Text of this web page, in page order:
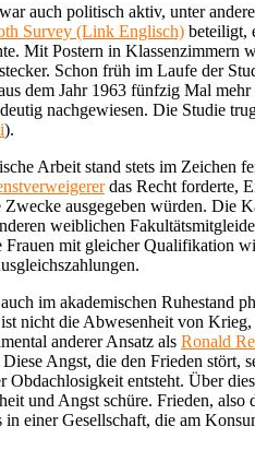
auch politisch aktiv, unter
Survey (Link Englisch) beteiligt,
Mit Postern in Klassenzimmern
Schon früh im Laufe der
dem Jahr 1963 fünfzig Mal
nachgewiesen. Die Studie
).
Arbeit stand stets im Zeichen
das Recht forderte,
ausgegeben würden. Die
weiblichen
Frauen mit gleicher Qualifikation
im akademischen Ruhestand
nicht die Abwesenheit von
anderer Ansatz als Ronald
Diese Angst, die den Frieden
Obdachlosigkeit entsteht. Über
und Angst schüre. Frieden,
in einer Gesellschaft, die am